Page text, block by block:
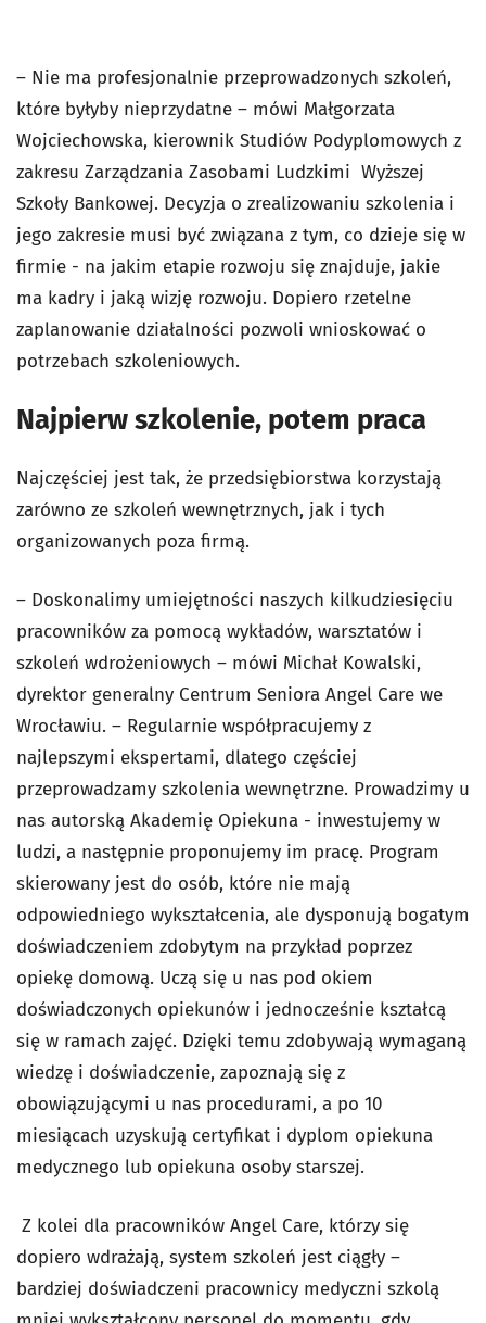
– Nie ma profesjonalnie przeprowadzonych szkoleń,
które byłyby nieprzydatne – mówi Małgorzata
Wojciechowska, kierownik Studiów Podyplomowych z
zakresu Zarządzania Zasobami Ludzkimi Wyższej
Szkoły Bankowej. Decyzja o zrealizowaniu szkolenia i
jego zakresie musi być związana z tym, co dzieje się w
firmie - na jakim etapie rozwoju się znajduje, jakie
ma kadry i jaką wizję rozwoju. Dopiero rzetelne
zaplanowanie działalności pozwoli wnioskować o
potrzebach szkoleniowych.
Najpierw szkolenie, potem praca
Najczęściej jest tak, że przedsiębiorstwa korzystają
zarówno ze szkoleń wewnętrznych, jak i tych
organizowanych poza firmą.
– Doskonalimy umiejętności naszych kilkudziesięciu
pracowników za pomocą wykładów, warsztatów i
szkoleń wdrożeniowych – mówi Michał Kowalski,
dyrektor generalny Centrum Seniora Angel Care we
Wrocławiu. – Regularnie współpracujemy z
najlepszymi ekspertami, dlatego częściej
przeprowadzamy szkolenia wewnętrzne. Prowadzimy u
nas autorską Akademię Opiekuna - inwestujemy w
ludzi, a następnie proponujemy im pracę. Program
skierowany jest do osób, które nie mają
odpowiedniego wykształcenia, ale dysponują bogatym
doświadczeniem zdobytym na przykład poprzez
opiekę domową. Uczą się u nas pod okiem
doświadczonych opiekunów i jednocześnie kształcą
się w ramach zajęć. Dzięki temu zdobywają wymaganą
wiedzę i doświadczenie, zapoznają się z
obowiązującymi u nas procedurami, a po 10
miesiącach uzyskują certyfikat i dyplom opiekuna
medycznego lub opiekuna osoby starszej.
Z kolei dla pracowników Angel Care, którzy się
dopiero wdrażają, system szkoleń jest ciągły –
bardziej doświadczeni pracownicy medyczni szkolą